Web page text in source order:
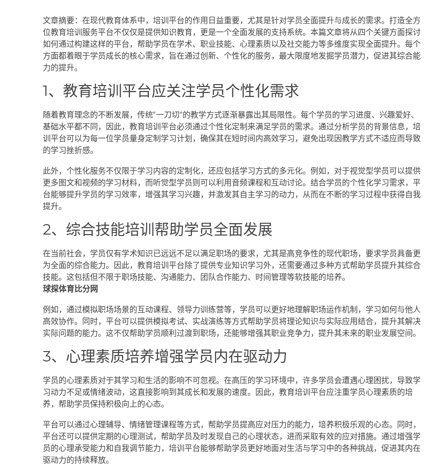
文章摘要：在现代教育体系中，培训平台的作用日益重要，尤其是针对学员全面提升与成长的需求。打造全方
位教育培训服务平台不仅仅是提供知识教育，更是一个全面发展的支持系统。本篇文章将从四个关键方面探讨
如何通过构建这样的平台，帮助学员在学术、职业技能、心理素质以及社交能力等多维度实现全面提升。每个
方面都着眼于学员成长的核心需求，旨在通过创新、个性化的服务，最大限度地发掘学员潜力，促进其综合能
力的提升。
1、教育培训平台应关注学员个性化需求
随着教育理念的不断发展，传统“一刀切”的教学方式逐渐暴露出其局限性。每个学员的学习进度、兴趣爱好、
基础水平都不同，因此，教育培训平台必须通过个性化定制来满足学员的需求。通过分析学员的背景信息，培
训平台可以为每一位学员量身定制学习计划，确保其在短时间内高效学习，避免出现因教学方式不适应而导致
的学习挫折感。
此外，个性化服务不仅限于学习内容的定制化，还应包括学习方式的多元化。例如，对于视觉型学员可以提供
更多图文和视频的学习材料，而听觉型学员则可以利用音频课程和互动讨论。结合学员的个性化学习需求，平
台能够提升学员的学习效率，增强其学习兴趣，并激发其自主学习的动力，从而在不断的学习过程中获得自我
提升。
2、综合技能培训帮助学员全面发展
在当前社会，学员仅有学术知识已远远不足以满足职场的要求，尤其是高竞争性的现代职场，要求学员具备更
为全面的综合能力。因此，教育培训平台除了提供专业知识学习外，还需要通过多种方式帮助学员提升其综合
技能。这包括但不限于职场技能、沟通能力、团队合作能力、时间管理等软技能的培养。
球探体育比分网
例如，通过模拟职场场景的互动课程、领导力训练营等，学员可以更好地理解职场运作机制，学习如何与他人
高效协作。同时，平台可以提供模拟考试、实战演练等方式帮助学员将理论知识与实际应用结合，提升其解决
实际问题的能力。这不仅帮助学员顺利过渡到职场，还能够增强其职业竞争力，提升其未来的职业发展空间。
3、心理素质培养增强学员内在驱动力
学员的心理素质对于其学习和生活的影响不可忽视。在高压的学习环境中，许多学员会遭遇心理困扰，导致学
习动力不足或情绪波动，这直接影响到其成长和发展的速度。因此，教育培训平台应注重学员心理素质的培
养，帮助学员保持积极向上的心态。
平台可以通过心理辅导、情绪管理课程等方式，帮助学员提高应对压力的能力，培养积极乐观的心态。同时，
平台还可以提供定期的心理测试，帮助学员及时发现自己的心理状态，进而采取有效的应对措施。通过增强学
员的心理承受能力和自我调节能力，培训平台能够帮助学员更好地面对生活与学习中的各种挑战，促进其内在
驱动力的持续释放。